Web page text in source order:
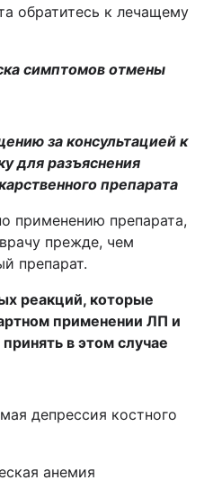
обратитесь к лечащему
симптомов отмены
за консультацией к
для разъяснения
препарата
применению препарата,
прежде, чем
препарат.
реакций, которые
применении ЛП и
в этом случае
депрессия костного
анемия